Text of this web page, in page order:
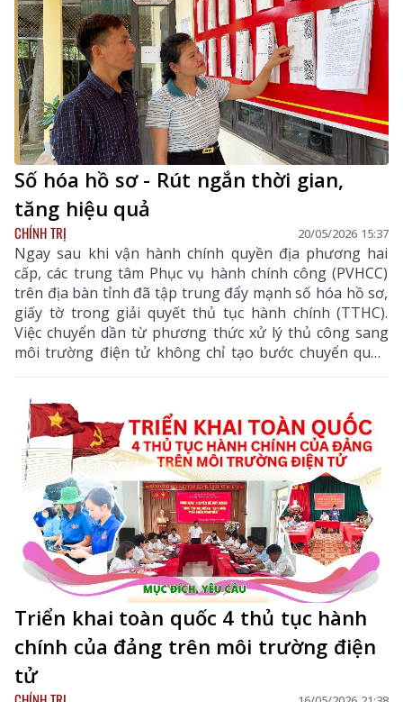
Số hóa hồ sơ - Rút ngắn thời gian,
tăng hiệu quả
CHÍNH TRỊ 20/05/2026 15:37
Ngay sau khi vận hành chính quyền địa phương hai
cấp, các trung tâm Phục vụ hành chính công (PVHCC)
trên địa bàn tỉnh đã tập trung đẩy mạnh số hóa hồ sơ,
giấy tờ trong giải quyết thủ tục hành chính (TTHC).
Việc chuyển dần từ phương thức xử lý thủ công sang
môi trường điện tử không chỉ tạo bước chuyển quan
trọng trong cải cách hành chính mà còn góp phần
và tăng mức độ hài lòng của người dân, doanh nghiệp.
Triển khai toàn quốc 4 thủ tục hành
chính của đảng trên môi trường điện
tử